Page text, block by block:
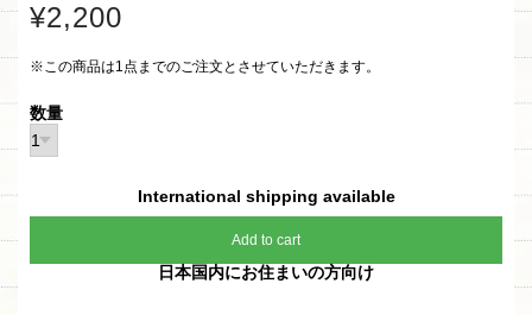
¥2,200
※この商品は1点までのご注文とさせていただきます。
数量
International shipping available
Add to cart
日本国内にお住まいの方向け